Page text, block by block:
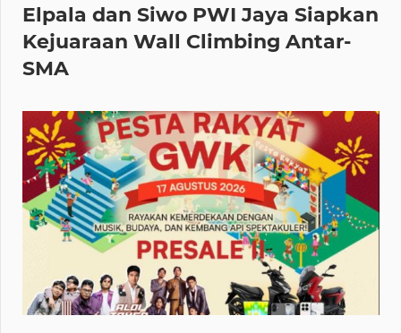
Elpala dan Siwo PWI Jaya Siapkan
Kejuaraan Wall Climbing Antar-
SMA